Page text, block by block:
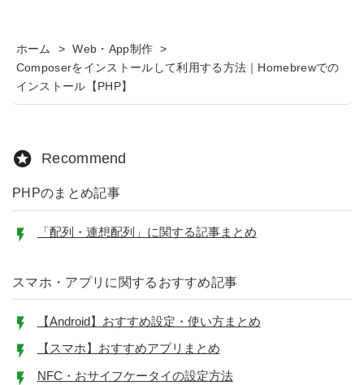
ホーム > Web・App制作 >
Composerをインストールして利用する方法｜Homebrewでの
インストール【PHP】
Recommend
PHPのまとめ記事
「配列・連想配列」に関する記事まとめ
スマホ・アプリに関するおすすめ記事
【Android】おすすめ設定・使い方まとめ
【スマホ】おすすめアプリまとめ
NFC・おサイフケータイの設定方法